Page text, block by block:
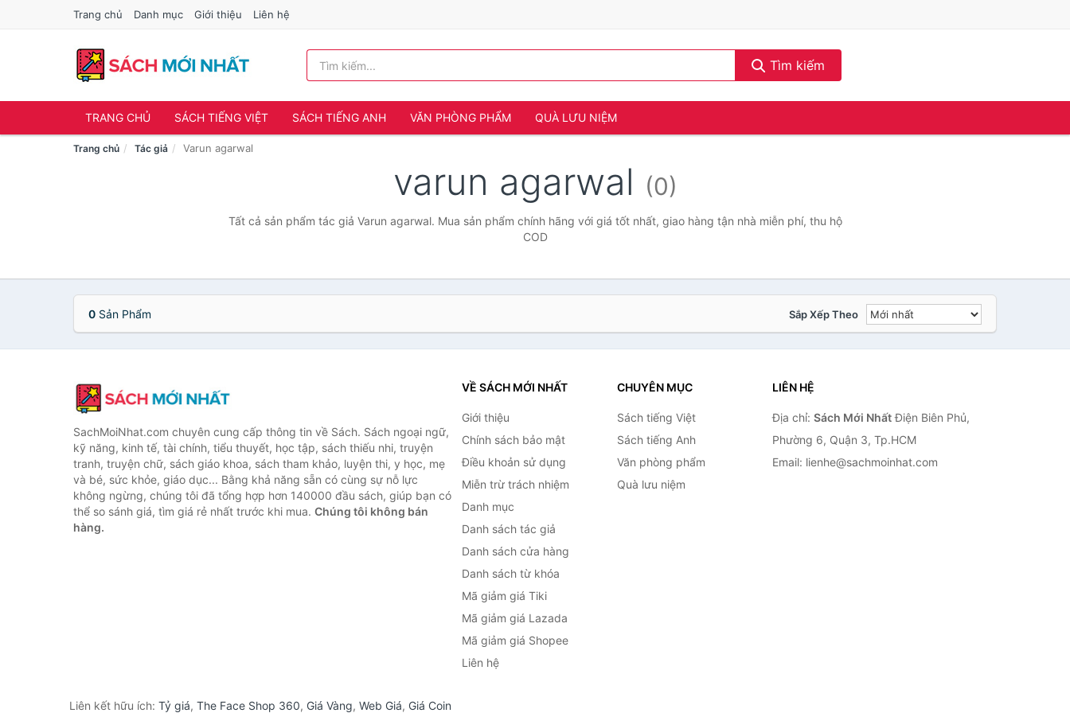
Trang chủ Danh mục Giới thiệu Liên hệ
Tìm kiếm
TRANG CHỦ SÁCH TIẾNG VIỆT SÁCH TIẾNG ANH VĂN PHÒNG PHẨM QUÀ LƯU NIỆM
Trang chủ Tác giả Varun agarwal
varun agarwal (0)
Tất cả sản phẩm tác giả Varun agarwal. Mua sản phẩm chính hãng với giá tốt nhất, giao hàng tận nhà miễn phí, thu hộ
COD
0 Sản Phẩm Sắp Xếp Theo
SachMoiNhat.com chuyên cung cấp thông tin về Sách. Sách ngoại ngữ,
kỹ năng, kinh tế, tài chính, tiểu thuyết, học tập, sách thiếu nhi, truyện
tranh, truyện chữ, sách giáo khoa, sách tham khảo, luyện thi, y học, mẹ
và bé, sức khỏe, giáo dục... Bằng khả năng sẵn có cùng sự nỗ lực
không ngừng, chúng tôi đã tổng hợp hơn 140000 đầu sách, giúp bạn có
thể so sánh giá, tìm giá rẻ nhất trước khi mua. Chúng tôi không bán
hàng.
VỀ SÁCH MỚI NHẤT
Giới thiệu
Chính sách bảo mật
Điều khoản sử dụng
Miễn trừ trách nhiệm
Danh mục
Danh sách tác giả
Danh sách cửa hàng
Danh sách từ khóa
Mã giảm giá Tiki
Mã giảm giá Lazada
Mã giảm giá Shopee
Liên hệ
CHUYÊN MỤC
Sách tiếng Việt
Sách tiếng Anh
Văn phòng phẩm
Quà lưu niệm
LIÊN HỆ
Địa chỉ: Sách Mới NhấtĐiện Biên Phủ,
Phường 6, Quận 3, Tp.HCM
Email: lienhe@sachmoinhat.com
Liên kết hữu ích: Tỷ giá, The Face Shop 360, Giá Vàng, Web Giá, Giá Coin